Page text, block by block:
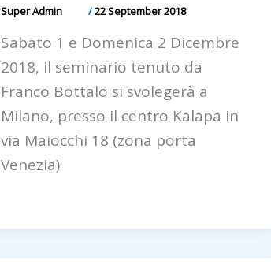
Super Admin /22 September 2018
Sabato 1 e Domenica 2 Dicembre
2018, il seminario tenuto da
Franco Bottalo si svolegerà a
Milano, presso il centro Kalapa in
via Maiocchi 18 (zona porta
Venezia)